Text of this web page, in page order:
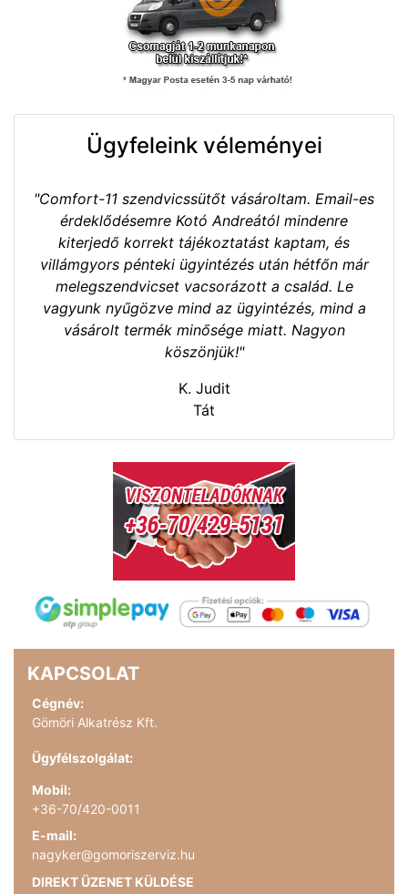
Ügyfeleink véleményei
"Comfort-11 szendvicssütőt vásároltam. Email-es
érdeklődésemre Kotó Andreától mindenre
kiterjedő korrekt tájékoztatást kaptam, és
villámgyors pénteki ügyintézés után hétfőn már
melegszendvicset vacsorázott a család. Le
vagyunk nyűgözve mind az ügyintézés, mind a
vásárolt termék minősége miatt. Nagyon
köszönjük!"
K. Judit
Tát
KAPCSOLAT
Cégnév:
Gömöri Alkatrész Kft.
Ügyfélszolgálat:
Mobil:
+36-70/420-0011
E-mail:
nagyker@gomoriszerviz.hu
DIREKT ÜZENET KÜLDÉSE